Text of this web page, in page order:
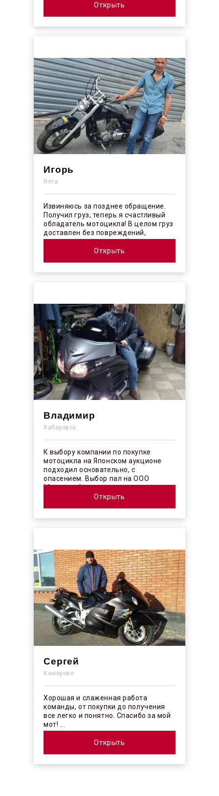
профессионалы своего ...
Открыть
Игорь
Ялта
Извиняюсь за позднее обращение.
Получил груз, теперь я счастливый
обладатель мотоцикла! В целом груз
доставлен без повреждений,
огорчило отсутствие плёночного
Открыть
Владимир
Хабаровск
К выбору компании по покупке
мотоцикла на Японском аукционе
подходил основательно, с
опасением. Выбор пал на ООО
"Синергос" после изучения отзывов в
Открыть
Сергей
Кемерово
Хорошая и слаженная работа
команды, от покупки до получения
все легко и понятно. Спасибо за мой
мот! ...
Открыть